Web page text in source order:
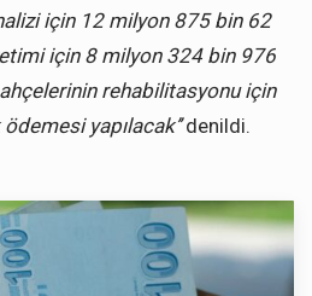
için 12 milyon 875 bin 62
için 8 milyon 324 bin 976
rehabilitasyonu için
yapılacak’’denildi.